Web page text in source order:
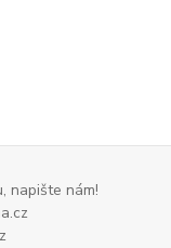
napište nám!